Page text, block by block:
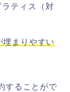
ティス（対
埋まりやすい
することがで